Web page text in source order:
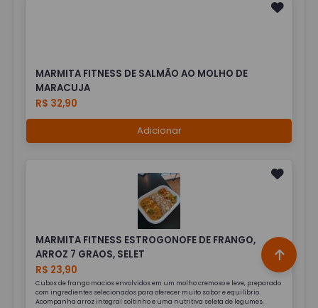
MARMITA FITNESS DE SALMÃO AO MOLHO DE
MARACUJA
R$ 32,90
Adicionar
MARMITA FITNESS ESTROGONOFE DE FRANGO,
ARROZ 7 GRAOS, SELET
R$ 23,90
Cubos de frango macios envolvidos em um molho cremoso e leve, preparado
com ingredientes selecionados para oferecer muito sabor e equilíbrio.
Acompanha arroz integral soltinho e uma nutritiva seleta de legumes,